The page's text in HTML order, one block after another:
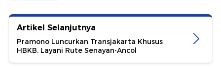
Artikel Selanjutnya
Pramono Luncurkan Transjakarta Khusus
HBKB, Layani Rute Senayan-Ancol